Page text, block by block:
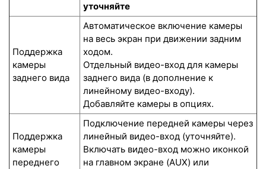
уточняйте
Поддержка
камеры
заднего вида
Автоматическое включение камеры
на весь экран при движении задним
ходом.
Отдельный видео-вход для камеры
заднего вида (в дополнение к
линейному видео-входу).
Добавляйте камеры в опциях.
Поддержка
камеры
переднего
Подключение передней камеры через
линейный видео-вход (уточняйте).
Включать видео-вход можно иконкой
на главном экране (AUX) или